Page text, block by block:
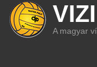
A magyar